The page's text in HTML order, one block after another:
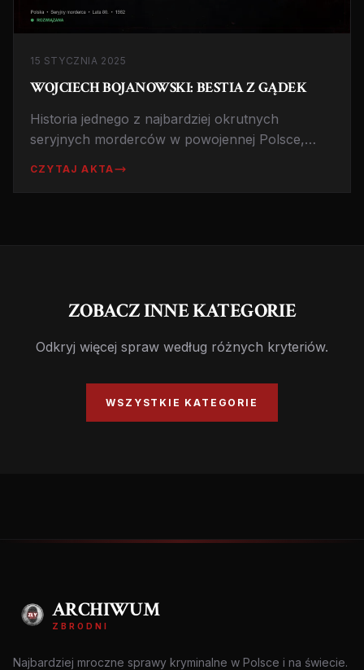
15 STYCZNIA 2025
WOJCIECH BOJANOWSKI: BESTIA Z GĄDEK
Historia jednego z najbardziej okrutnych
seryjnych morderców w powojennej Polsce,
CZYTAJ AKTA
ZOBACZ INNE KATEGORIE
Odkryj więcej spraw według różnych kryteriów.
WSZYSTKIE KATEGORIE
ARCHIWUM
ZBRODNI
Najbardziej mroczne sprawy kryminalne w Polsce i na świecie.